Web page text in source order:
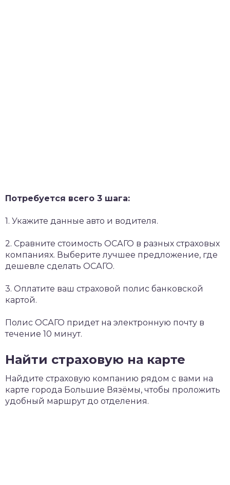
Потребуется всего 3 шага:
1. Укажите данные авто и водителя.
2. Сравните стоимость ОСАГО в разных страховых
компаниях. Выберите лучшее предложение, где
дешевле сделать ОСАГО.
3. Оплатите ваш страховой полис банковской
картой.
Полис ОСАГО придет на электронную почту в
течение 10 минут.
Найти страховую на карте
Найдите страховую компанию рядом с вами на
карте города Большие Вязёмы, чтобы проложить
удобный маршрут до отделения.